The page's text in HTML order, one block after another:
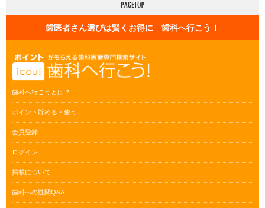
歯医者さん選びは賢くお得に 歯科へ行こう！
歯科へ行こうとは？
ポイント貯める・使う
会員登録
ログイン
掲載について
歯科への疑問Q&A